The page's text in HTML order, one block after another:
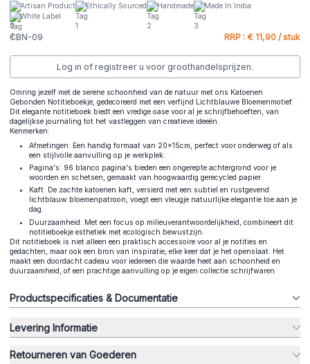
Artisan Product Ethically Sourced Handmade
Made In India
White Label
CBN-09 RRP : € 11,90 / stuk
Log in of registreer u voor groothandelsprijzen.
Omring jezelf met de serene schoonheid van de natuur met ons Katoenen
Gebonden Notitieboekje, gedecoreerd met een verfijnd Lichtblauwe Bloemenmotief.
Dit elegante notitieboek biedt een vredige oase voor al je schrijfbehoeften, van
dagelijkse journaling tot het vastleggen van creatieve ideeën.
Kenmerken:
Afmetingen: Een handig formaat van 20x15cm, perfect voor onderweg of als
een stijlvolle aanvulling op je werkplek.
Pagina's: 96 blanco pagina's bieden een ongerepte achtergrond voor je
woorden en schetsen, gemaakt van hoogwaardig gerecycled papier.
Kaft: De zachte katoenen kaft, versierd met een subtiel en rustgevend
lichtblauw bloemenpatroon, voegt een vleugje natuurlijke elegantie toe aan je
dag.
Duurzaamheid: Met een focus op milieuverantwoordelijkheid, combineert dit
notitieboekje esthetiek met ecologisch bewustzijn.
Dit notitieboek is niet alleen een praktisch accessoire voor al je notities en
gedachten, maar ook een bron van inspiratie, elke keer dat je het openslaat. Het
maakt een doordacht cadeau voor iedereen die waarde heet aan schoonheid en
duurzaamheid, of een prachtige aanvulling op je eigen collectie schrijfwaren
Productspecificaties & Documentatie
Levering Informatie
Retourneren van Goederen